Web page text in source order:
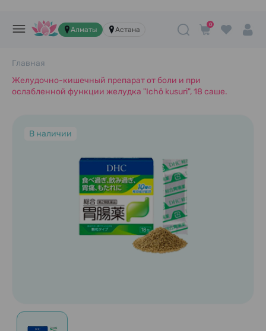
Алматы Астана
0
Главная
Желудочно-кишечный препарат от боли и при
ослабленной функции желудка "Ichō kusuri", 18 саше.
В наличии